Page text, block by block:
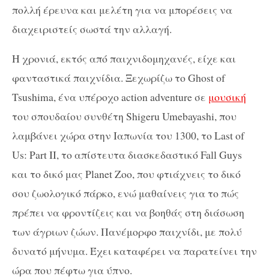
πολλή έρευνα και μελέτη για να μπορέσεις να
διαχειριστείς σωστά την αλλαγή.
Η χρονιά, εκτός από παιχνιδομηχανές, είχε και
φανταστικά παιχνίδια. Ξεχωρίζω το Ghost of
Tsushima, ένα υπέροχο action adventure σε μουσική
του σπουδαίου συνθέτη Shigeru Umebayashi, που
λαμβάνει χώρα στην Ιαπωνία του 1300, το Last of
Us: Part II, το απίστευτα διασκεδαστικό Fall Guys
και το δικό μας Planet Zoo, που φτιάχνεις το δικό
σου ζωολογικό πάρκο, ενώ μαθαίνεις για το πώς
πρέπει να φροντίζεις και να βοηθάς στη διάσωση
των άγριων ζώων. Πανέμορφο παιχνίδι, με πολύ
δυνατό μήνυμα. Έχει καταφέρει να παρατείνει την
ώρα που πέφτω για ύπνο.